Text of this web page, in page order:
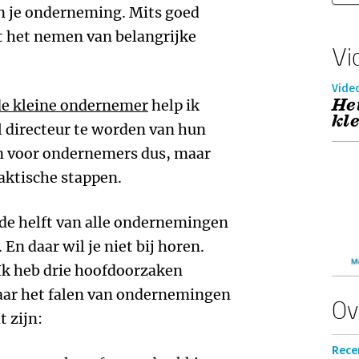
je onderneming. Mits goed
nemen van belangrijke
kleine ondernemerhelp ik
te worden van hun
ondernemers dus, maar
stappen.
helft van alle ondernemingen
daar wil je niet bij horen.
heb drie hoofdoorzaken
het falen van ondernemingen
zijn: